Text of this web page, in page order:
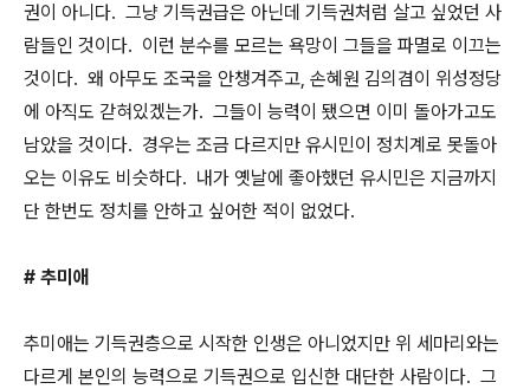
권이 아니다. 그냥 기득권급은 아닌데 기득권처럼 살고 싶었던 사
람들인 것이다. 이런 분수를 모르는 욕망이 그들을 파멸로 이끄는
것이다. 왜 아무도 조국을 안챙겨주고, 손혜원 김의겸이 위성정당
에 아직도 갇혀있겠는가. 그들이 능력이 됐으면 이미 돌아가고도
남았을 것이다. 경우는 조금 다르지만 유시민이 정치계로 못돌아
오는 이유도 비슷하다. 내가 옛날에 좋아했던 유시민은 지금까지
단 한번도 정치를 안하고 싶어한 적이 없었다.
# 추미애
추미애는 기득권층으로 시작한 인생은 아니었지만 위 세마리와는
다르게 본인의 능력으로 기득권으로 입신한 대단한 사람이다. 그